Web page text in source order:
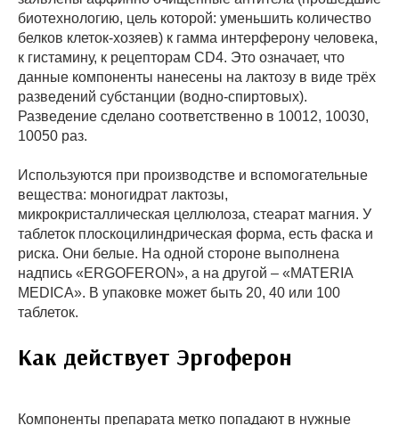
биотехнологию, цель которой: уменьшить количество
белков клеток-хозяев) к гамма интерферону человека,
к гистамину, к рецепторам CD4. Это означает, что
данные компоненты нанесены на лактозу в виде трёх
разведений субстанции (водно-спиртовых).
Разведение сделано соответственно в 10012, 10030,
10050 раз.
Используются при производстве и вспомогательные
вещества: моногидрат лактозы,
микрокристаллическая целлюлоза, стеарат магния. У
таблеток плоскоцилиндрическая форма, есть фаска и
риска. Они белые. На одной стороне выполнена
надпись «ERGOFERON», а на другой – «MATERIA
MEDICA». В упаковке может быть 20, 40 или 100
таблеток.
Как действует Эргоферон
Компоненты препарата метко попадают в нужные